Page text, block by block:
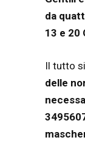
da
13 e 20
Il tutto
delle